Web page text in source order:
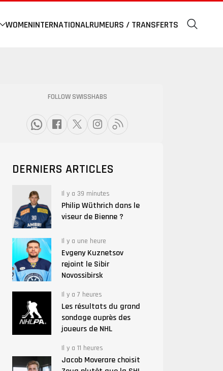
WOMENINTERNATIONALRUMEURS / TRANSFERTS
FOLLOW SWISSHABS
DERNIERS ARTICLES
Il y a 39 minutes
Philip Wüthrich dans le
viseur de Bienne ?
Il y a une heure
Evgeny Kuznetsov
rejoint le Sibir
Novossibirsk
Il y a 7 heures
Les résultats du grand
sondage auprès des
joueurs de NHL
Il y a 11 heures
Jacob Moverare choisit